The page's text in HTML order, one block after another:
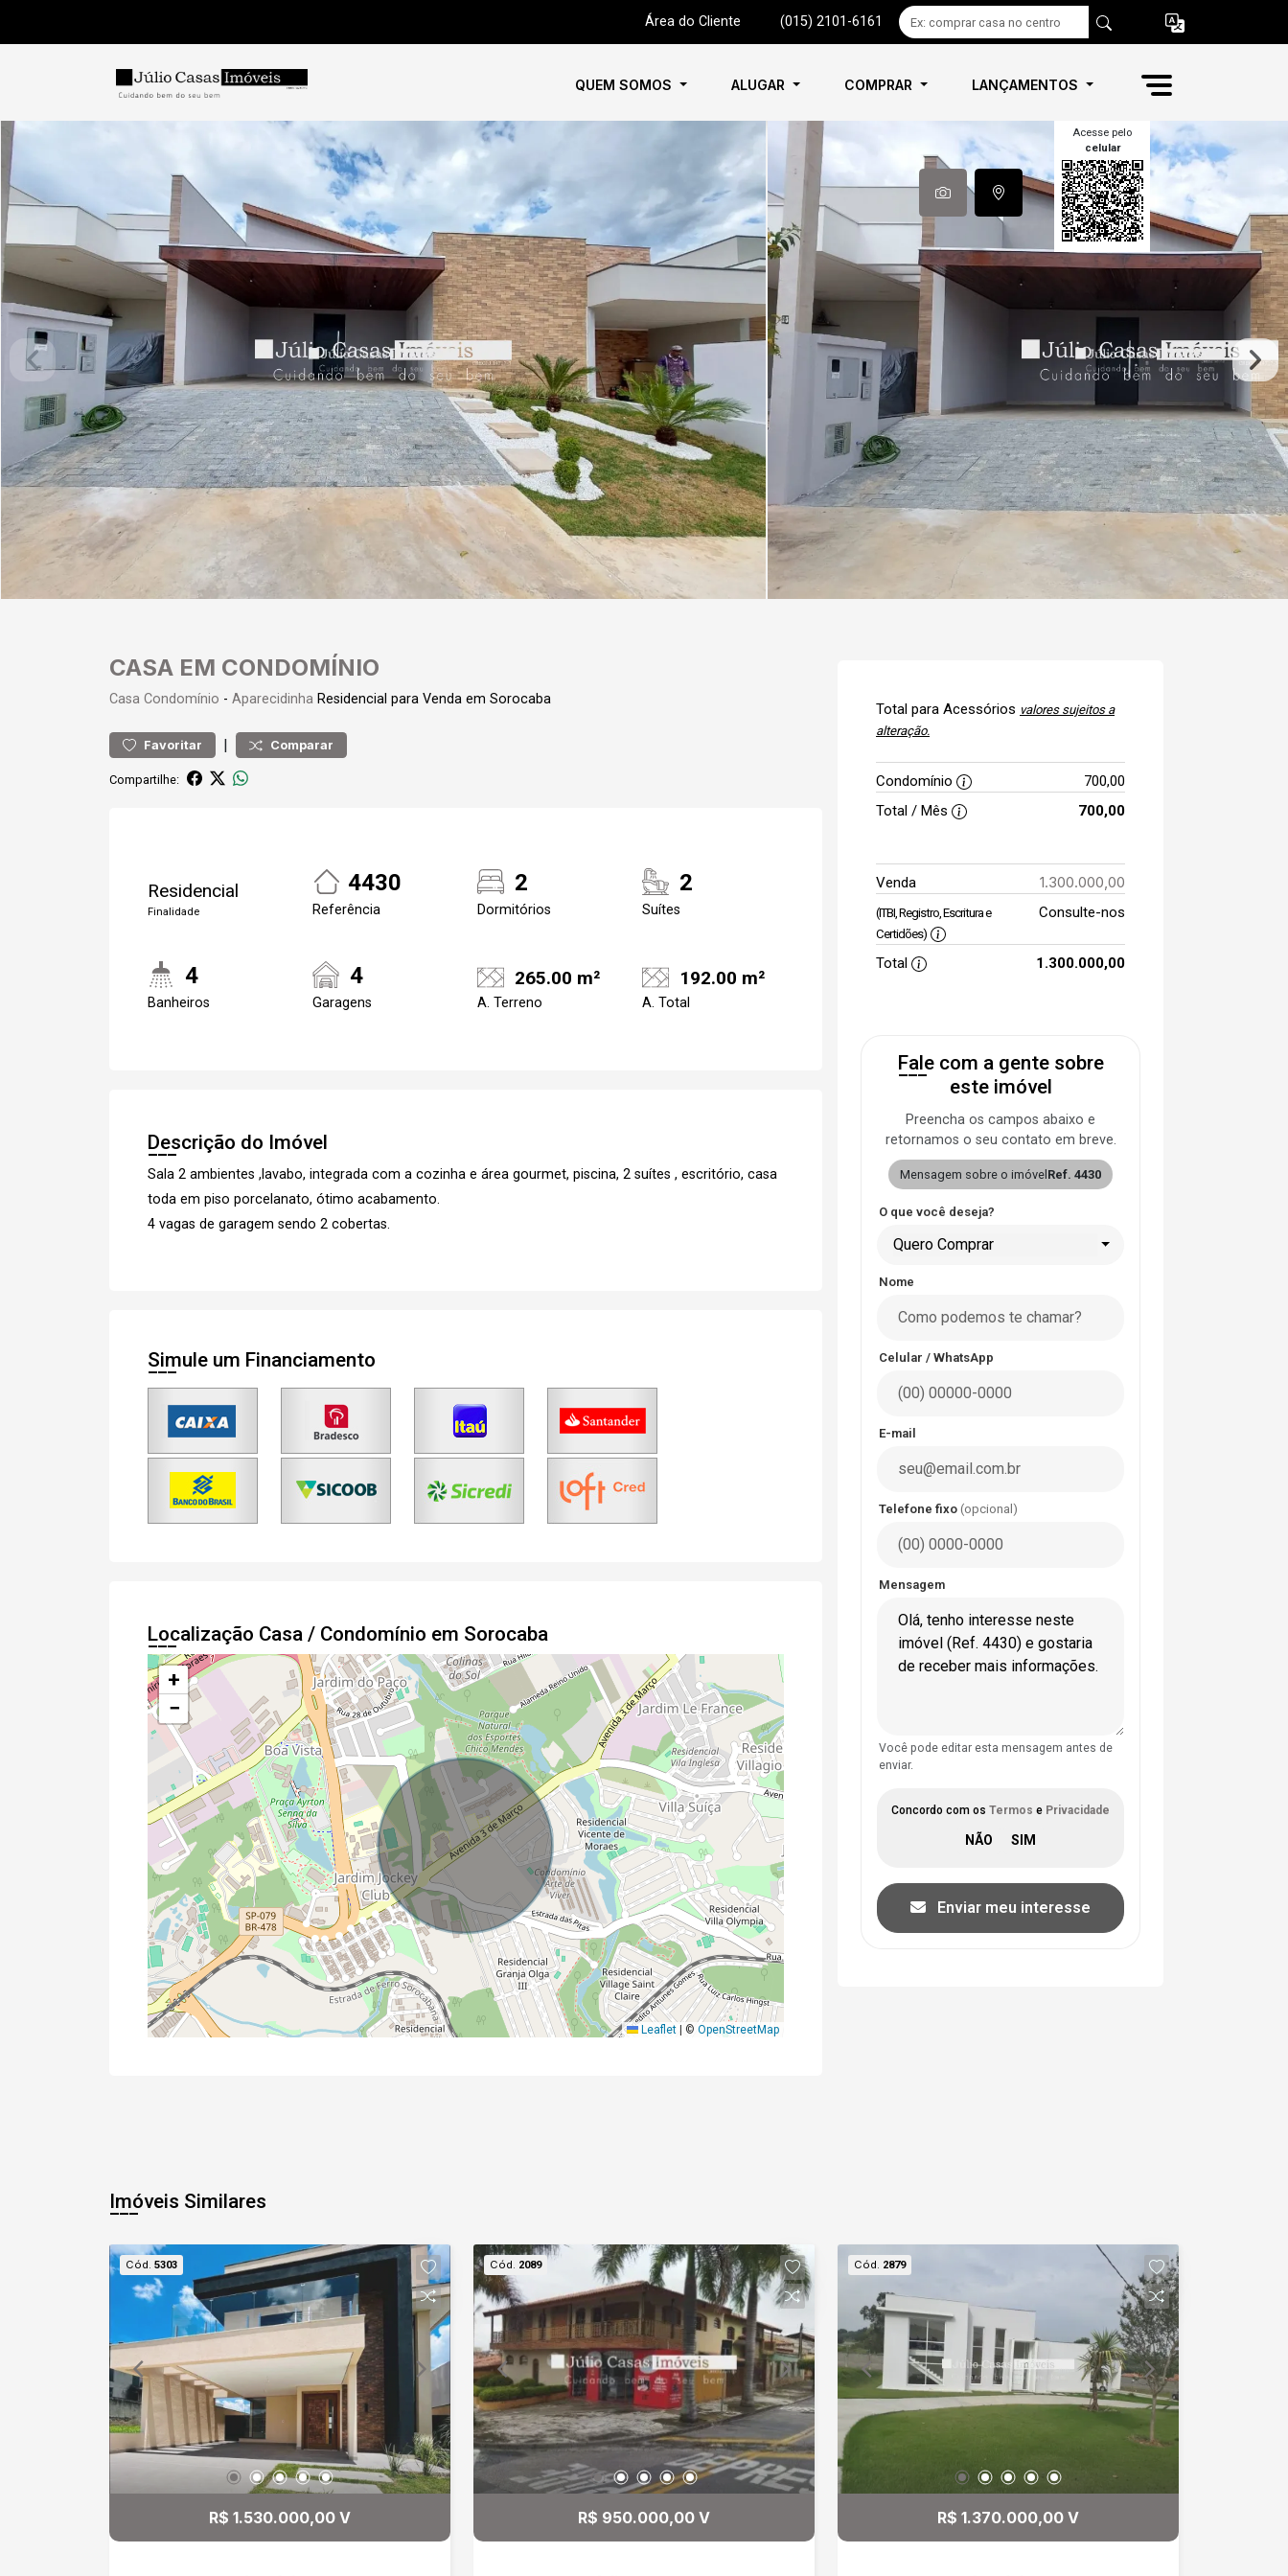
Área do Cliente (015) 2101-6161
QUEM SOMOS ALUGAR COMPRAR LANÇAMENTOS
Acesse pelo
celular
CASA EM CONDOMÍNIO
Casa Condomínio - Aparecidinha Residencial para Venda em Sorocaba
Favoritar | Comparar
Compartilhe:
Residencial
Finalidade
4430
Referência
2
Dormitórios
2
Suítes
4
Banheiros
4
Garagens
265.00 m²
A. Terreno
192.00 m²
A. Total
Descrição do Imóvel
Sala 2 ambientes ,lavabo, integrada com a cozinha e área gourmet, piscina, 2 suítes , escritório, casa
toda em piso porcelanato, ótimo acabamento.
4 vagas de garagem sendo 2 cobertas.
Simule um Financiamento
Localização Casa / Condomínio em Sorocaba
+
−
Leaflet © OpenStreetMap
Total para Acessórios valores sujeitos a
alteração.
Condomínio
700,00
Total / Mês
700,00
Venda 1.300.000,00
(ITBI, Registro, Escritura e
Certidões)
Consulte-nos
Total 1.300.000,00
Fale com a gente sobre
este imóvel
Preencha os campos abaixo e
retornamos o seu contato em breve.
Mensagem sobre o imóvel Ref. 4430
O que você deseja?
Quero Comprar
Nome
Celular / WhatsApp
E-mail
Telefone fixo (opcional)
Mensagem
Você pode editar esta mensagem antes de
enviar.
Concordo com os Termos e Privacidade
Enviar meu interesse
Imóveis Similares
Cód. 5303
R$ 1.530.000,00 V
Cód. 2089
R$ 950.000,00 V
Cód. 2879
R$ 1.370.000,00 V